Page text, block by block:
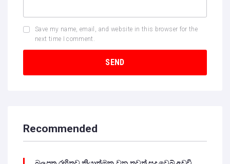
Save my name, email, and website in this browser for the
next time I comment.
Recommended